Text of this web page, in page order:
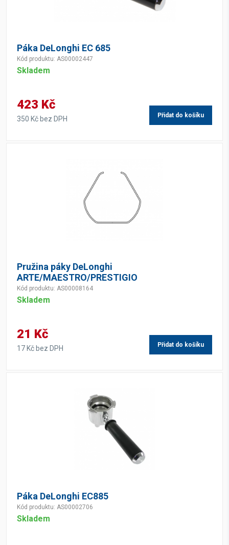
Páka DeLonghi EC 685
Kód produktu: AS00002447
Skladem
423 Kč
350 Kč bez DPH Přidat do košíku
Pružina páky DeLonghi
ARTE/MAESTRO/PRESTIGIO
Kód produktu: AS00008164
Skladem
21 Kč
17 Kč bez DPH Přidat do košíku
Páka DeLonghi EC885
Kód produktu: AS00002706
Skladem